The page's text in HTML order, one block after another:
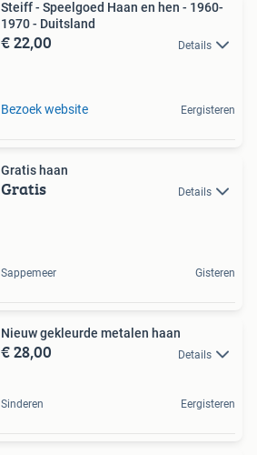
Steiff - Speelgoed Haan en hen - 1960-
1970 - Duitsland
€ 22,00 Details
Bezoek website Eergisteren
Gratis haan
Gratis Details
Sappemeer Gisteren
Nieuw gekleurde metalen haan
€ 28,00 Details
Sinderen Eergisteren